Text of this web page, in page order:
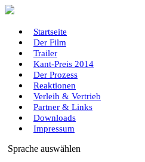
Startseite
Der Film
Trailer
Kant-Preis 2014
Der Prozess
Reaktionen
Verleih & Vertrieb
Partner & Links
Downloads
Impressum
Sprache auswählen